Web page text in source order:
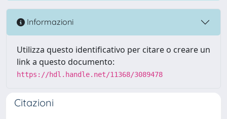
Informazioni
Utilizza questo identificativo per citare o creare un
link a questo documento:
https://hdl.handle.net/11368/3089478
Citazioni